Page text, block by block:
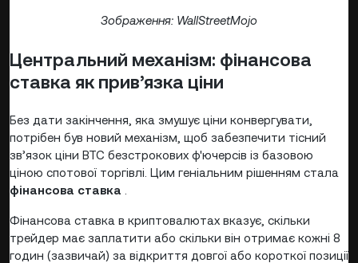
Зображення: WallStreetMojo
Центральний механізм: фінансова
ставка як прив’язка ціни
Без дати закінчення, яка змушує ціни конвергувати,
потрібен був новий механізм, щоб забезпечити тісний
зв’язок ціни BTC безстрокових ф'ючерсів із базовою
ціною спотової торгівлі. Цим геніальним рішенням стала
фінансова ставка
Фінансова ставка в криптовалютах вказує, скільки
трейдер має заплатити або скільки він отримає кожні 8
годин (зазвичай) за відкриття довгої або короткої позиції